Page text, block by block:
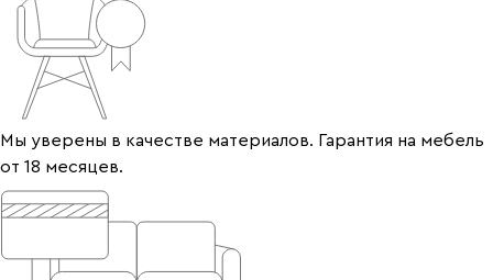
Мы уверены в качестве материалов. Гарантия на мебель
от 18 месяцев.